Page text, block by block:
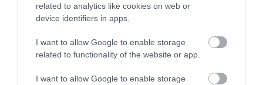
related to analytics like cookies on web or
device identifiers in apps.
I want to allow Google to enable storage
related to functionality of the website or app.
I want to allow Google to enable storage
felé igyekszik. Gyorsan alkalmazkodik a száraz levegőhöz,
nedvességgel telítve azt, de nem igényel sok árnyékot, és
5. Korallvirág (Kalanchoe)